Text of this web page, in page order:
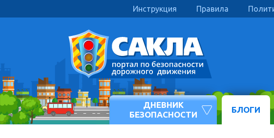
Инструкция Правила
ДНЕВНИК
БЕЗОПАСНОСТИ
БЛОГИ